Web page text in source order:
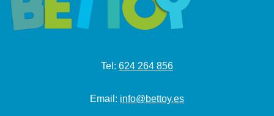
Tel: 624 264 856
Email: info@bettoy.es